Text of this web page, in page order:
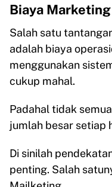
Biaya
Salah satu
adalah biaya
menggunakan
cukup mahal.
Padahal tidak
jumlah besar setiap
Di sinilah
penting. Salah